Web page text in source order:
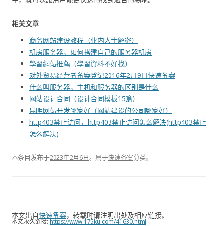
相关文章
商务网站建设教程（业内人士解密）
机房服务器，如何搭建自己的服务器机房
學習網站推薦（學習資料不好找）
对外贸易经营者备案登记2016年2月9日快速备案
什么叫服务器，主机和服务器的区别是什么
网站设计合同（设计合同模板15篇）
昆明网站开发哪家好（网站建设的公司哪家好）
http403禁止访问，http403禁止访问怎么解决(http403禁止
怎么解决)
本条目发布于2023年2月6日。属于快速备案分类。
本文出自快速备案，转载时请注明出处及相应链接。
本文永久链接:https://www.175ku.com/41630.html